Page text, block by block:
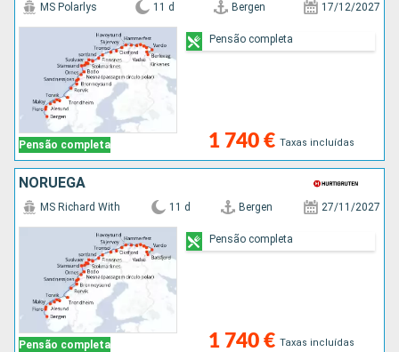
Pensão completa
MS Polarlys 11 d Bergen 17/12/2027
1 740 € Taxas incluídas
Pensão completa
NORUEGA
Pensão completa
MS Richard With 11 d Bergen 27/11/2027
1 740 € Taxas incluídas
Pensão completa